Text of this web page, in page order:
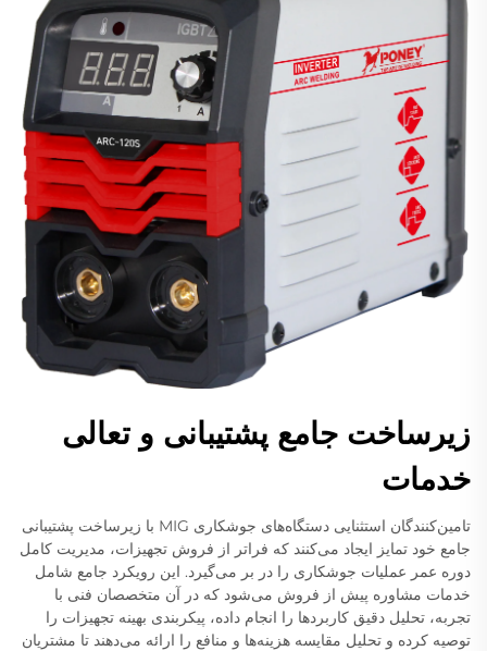
زیرساخت جامع پشتیبانی و تعالی
خدمات
تامین‌کنندگان استثنایی دستگاه‌های جوشکاری MIG با زیرساخت پشتیبانی
جامع خود تمایز ایجاد می‌کنند که فراتر از فروش تجهیزات، مدیریت کامل
دوره عمر عملیات جوشکاری را در بر می‌گیرد. این رویکرد جامع شامل
خدمات مشاوره پیش از فروش می‌شود که در آن متخصصان فنی با
تجربه، تحلیل دقیق کاربردها را انجام داده، پیکربندی بهینه تجهیزات را
توصیه کرده و تحلیل مقایسه هزینه‌ها و منافع را ارائه می‌دهند تا مشتریان